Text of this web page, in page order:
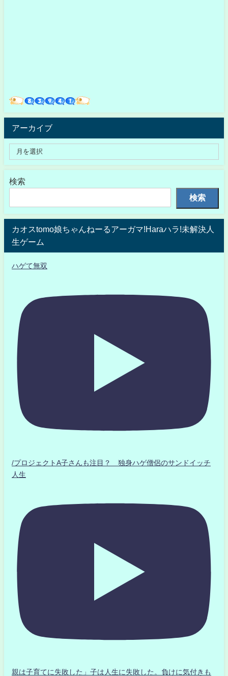
アーカイブ
検索
検索
カオスtomo娘ちゃんねーるアーガマ!Haraハラ!未解決人
生ゲーム
ハゲて無双
/プロジェクトA子さんも注目？ 独身ハゲ僧侶のサンドイッチ
人生
親は子育てに失敗した」子は人生に失敗した。負けに気付きも